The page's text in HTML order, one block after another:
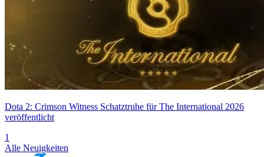
Dota 2: Crimson Witness Schatztruhe für The International 2026
veröffentlicht
1
Alle Neuigkeiten